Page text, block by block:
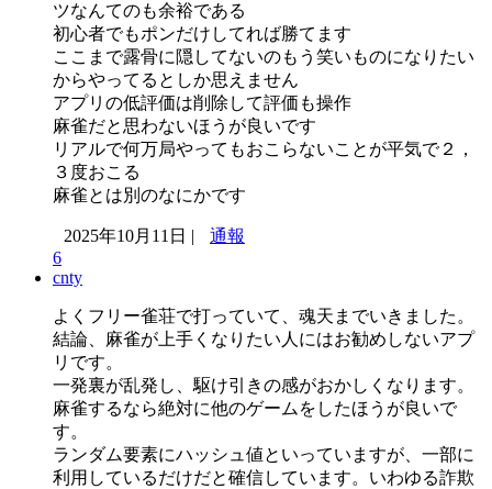
ツなんてのも余裕である
初心者でもポンだけしてれば勝てます
ここまで露骨に隠してないのもう笑いものになりたい
からやってるとしか思えません
アプリの低評価は削除して評価も操作
麻雀だと思わないほうが良いです
リアルで何万局やってもおこらないことが平気で２，
３度おこる
麻雀とは別のなにかです
2025年10月11日 |
通報
6
cnty
よくフリー雀荘で打っていて、魂天までいきました。
結論、麻雀が上手くなりたい人にはお勧めしないアプ
リです。
一発裏が乱発し、駆け引きの感がおかしくなります。
麻雀するなら絶対に他のゲームをしたほうが良いで
す。
ランダム要素にハッシュ値といっていますが、一部に
利用しているだけだと確信しています。いわゆる詐欺